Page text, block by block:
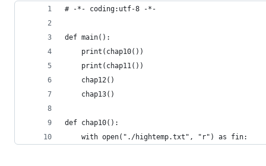
# -*- coding:utf-8 -*-
def main():
    print(chap10())
    print(chap11())
    chap12()
    chap13()
def chap10():
    with open("./hightemp.txt", "r") as fin: